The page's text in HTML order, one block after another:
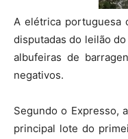
A elétrica portuguesa
disputadas do leilão
albufeiras de
negativos.
Segundo o Expresso,
principal lote do